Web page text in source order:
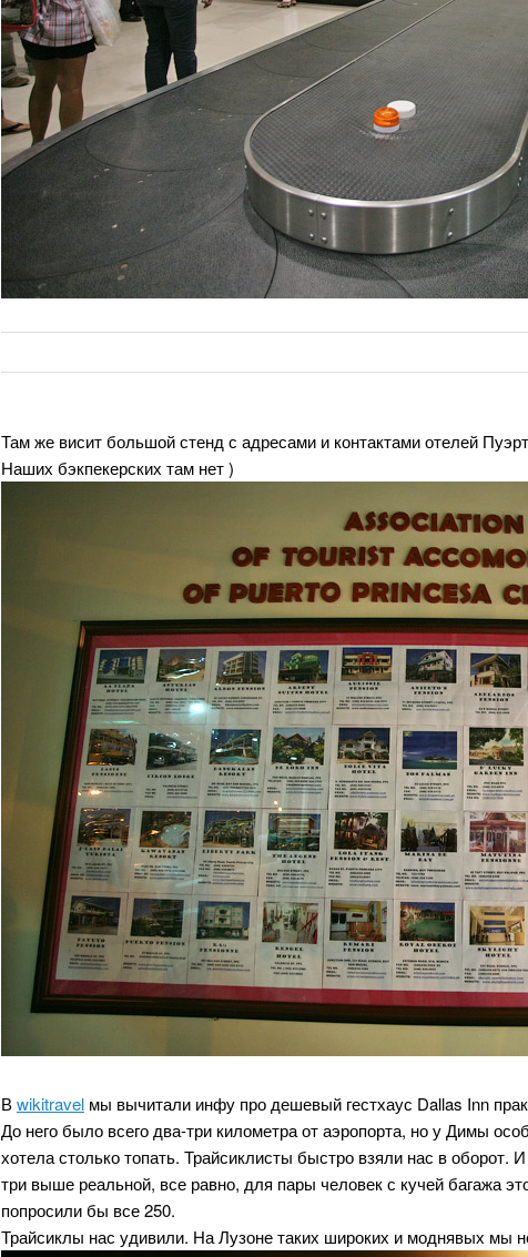
Там же висит большой стенд с адресами и контактами отелей
Наших бэкпекерских там нет )
Вwikitravel мы вычитали инфу про дешевый гестхаус Dallas Inn
До него было всего два-три километра от аэропорта, но у Димы
хотела столько топать. Трайсиклисты быстро взяли нас в оборот.
три выше реальной, все равно, для пары человек с кучей багажа
попросили бы все 250.
Трайсиклы нас удивили. На Лузоне таких широких и моднявых мы